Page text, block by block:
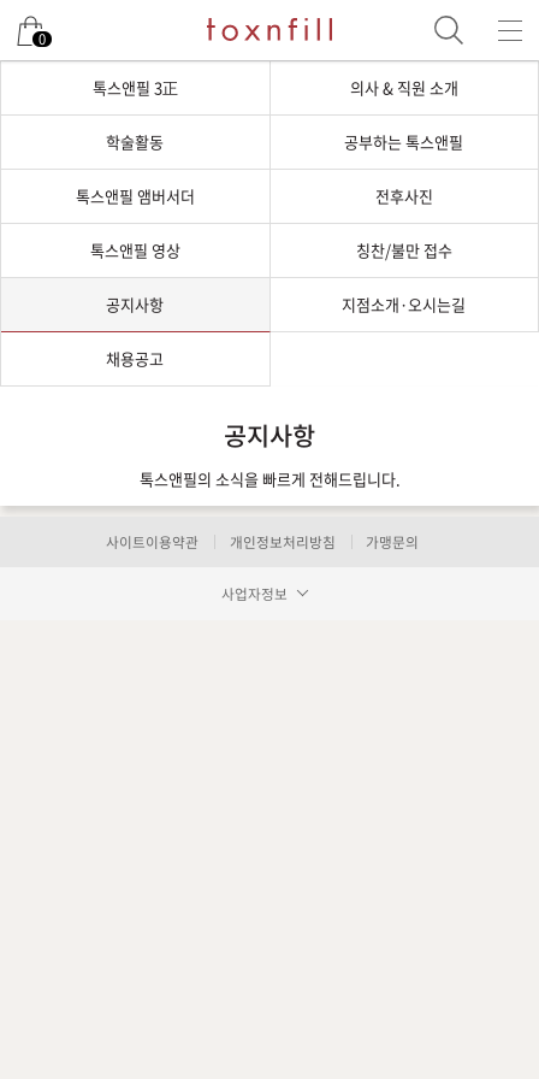
0
톡스앤필 3正 의사 & 직원 소개
학술활동 공부하는 톡스앤필
톡스앤필 앰버서더 전후사진
톡스앤필 영상 칭찬/불만 접수
공지사항 지점소개·오시는길
채용공고
공지사항
톡스앤필의 소식을 빠르게 전해드립니다.
사이트이용약관 개인정보처리방침 가맹문의
사업자정보